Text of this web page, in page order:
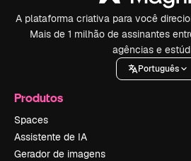
A plataforma criativa para você
Mais de 1 milhão de assinantes
agências e
Português
Produtos
Spaces
Assistente de IA
Gerador de imagens